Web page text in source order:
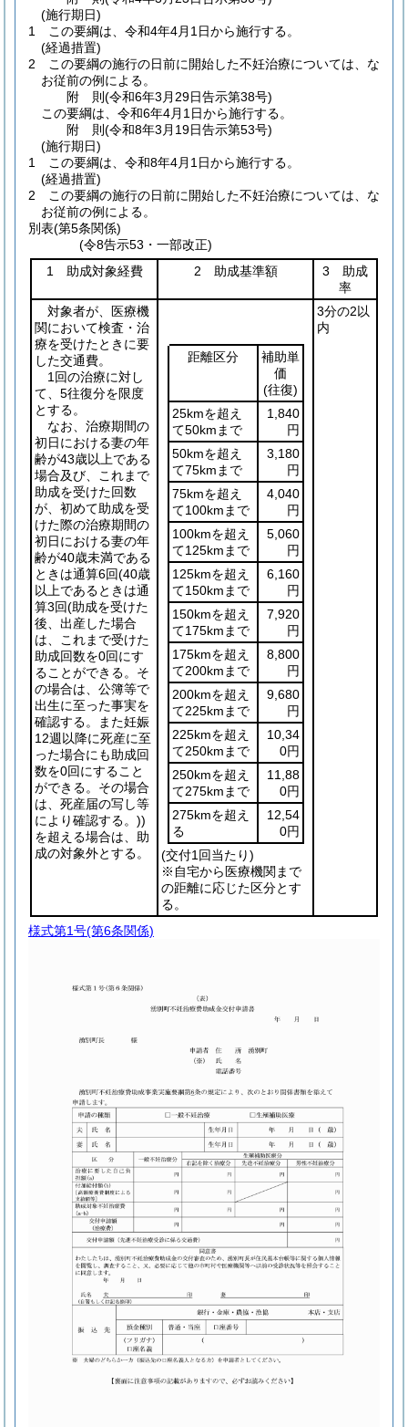
(施行期日)
1
この要綱は、令和4年4月1日から施行する。
(経過措置)
2
この要綱の施行の日前に開始した不妊治療については、な
お従前の例による。
附 則(令和6年3月29日告示第38号)
この要綱は、令和6年4月1日から施行する。
附 則(令和8年3月19日告示第53号)
(施行期日)
1
この要綱は、令和8年4月1日から施行する。
(経過措置)
2
この要綱の施行の日前に開始した不妊治療については、な
お従前の例による。
別表(第5条関係)
(令8告示53・一部改正)
1 助成対象経費
2 助成基準額
3 助成
率
対象者が、医療機
関において検査・治
療を受けたときに要
した交通費。
1回の治療に対し
て、5往復分を限度
とする。
なお、治療期間の
初日における妻の年
齢が43歳以上である
場合及び、これまで
助成を受けた回数
が、初めて助成を受
けた際の治療期間の
初日における妻の年
齢が40歳未満である
ときは通算6回(40歳
以上であるときは通
算3回(助成を受けた
後、出産した場合
は、これまで受けた
助成回数を0回にす
ることができる。そ
の場合は、公簿等で
出生に至った事実を
確認する。また妊娠
12週以降に死産に至
った場合にも助成回
数を0回にすること
ができる。その場合
は、死産届の写し等
により確認する。))
を超える場合は、助
成の対象外とする。
3分の2以
内
距離区分
補助単
価
(往復)
25kmを超え
て50kmまで
1,840
円
50kmを超え
て75kmまで
3,180
円
75kmを超え
て100kmまで
4,040
円
100kmを超え
て125kmまで
5,060
円
125kmを超え
て150kmまで
6,160
円
150kmを超え
て175kmまで
7,920
円
175kmを超え
て200kmまで
8,800
円
200kmを超え
て225kmまで
9,680
円
225kmを超え
て250kmまで
10,34
0円
250kmを超え
て275kmまで
11,88
0円
275kmを超え
る
12,54
0円
(交付1回当たり)
※自宅から医療機関まで
の距離に応じた区分とす
る。
様式第1号(第6条関係)